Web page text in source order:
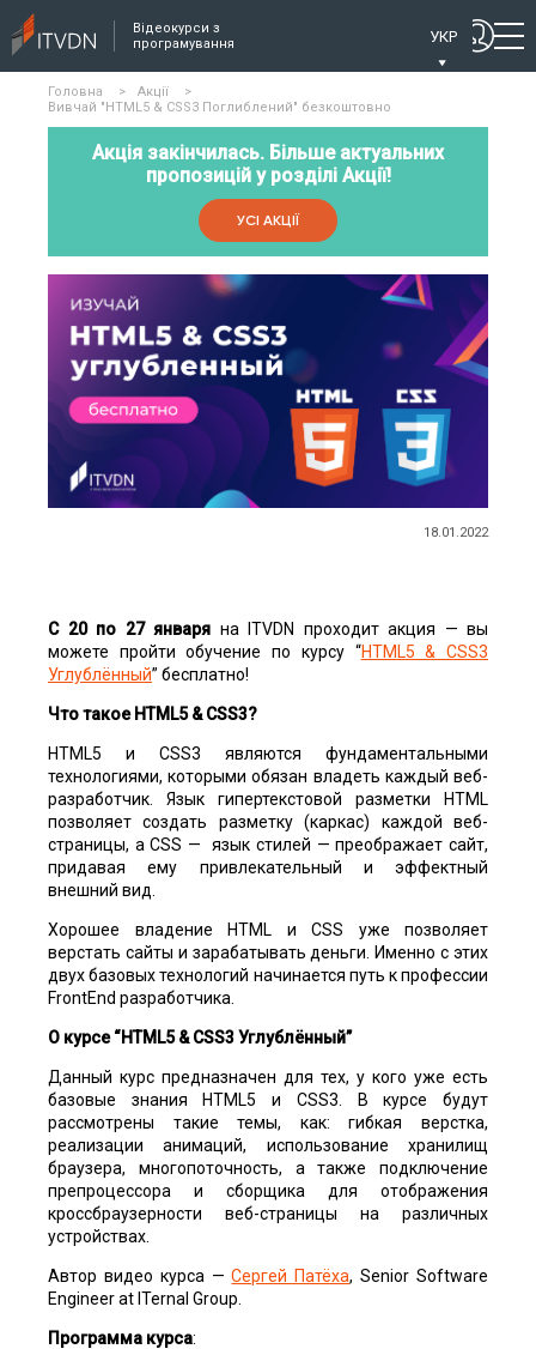
Відеокурси з
програмування
УКР
Головна > Акції
>
Вивчай "HTML5 & CSS3 Поглиблений" безкоштовно
Акція закінчилась. Більше актуальних
пропозицій у розділі Акції!
УСІ АКЦІЇ
18.01.2022
С 20 по 27 января на ITVDN проходит акция — вы
можете пройти обучение по курсу “HTML5 & CSS3
Углублённый” бесплатно!
Что такое HTML5 & CSS3?
HTML5 и CSS3 являются фундаментальными
технологиями, которыми обязан владеть каждый веб-
разработчик. Язык гипертекстовой разметки HTML
позволяет создать разметку (каркас) каждой веб-
страницы, а CSS — язык стилей — преображает сайт,
придавая ему привлекательный и эффектный
внешний вид.
Хорошее владение HTML и CSS уже позволяет
верстать сайты и зарабатывать деньги. Именно с этих
двух базовых технологий начинается путь к профессии
FrontEnd разработчика.
О курсе “HTML5 & CSS3 Углублённый”
Данный курс предназначен для тех, у кого уже есть
базовые знания HTML5 и CSS3. В курсе будут
рассмотрены такие темы, как: гибкая верстка,
реализации анимаций, использование хранилищ
браузера, многопоточность, а также подключение
препроцессора и сборщика для отображения
кроссбраузерности веб-страницы на различных
устройствах.
Автор видео курса —Сергей Патёха, Senior Software
Engineer at ITernal Group.
Программа курса: